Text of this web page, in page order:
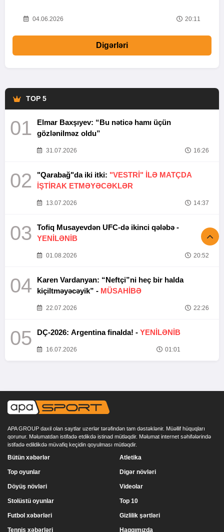
04.06.2026 20:11
Digərləri
TOP 5
01
Elmar Baxşıyev: “Bu nəticə hamı üçün
gözlənilməz oldu”
31.07.2026 16:26
02 "Qarabağ"da iki itki: "VESTRİ" İLƏ MATÇDA
İŞTİRAK ETMƏYƏCƏKLƏR
13.07.2026 14:37
03
Tofiq Musayevdən UFC-də ikinci qələbə -
YENİLƏNİB
01.08.2026 20:52
04
Karen Vardanyan: “Neftçi”ni heç bir halda
kiçiltməyəcəyik” - MÜSAHİBƏ
22.07.2026 22:26
05 DÇ-2026: Argentina finalda! - YENİLƏNİB
16.07.2026 01:01
APA GROUP daxil olan saytlar uzerlər tərəfindən tam dəstəklənir. Müəllif hüquqları
qorunur. Məlumatdan istifadə etdikdə istinad mütləqdir. Məlumat internet səhifələrində
istifadə edildikdə müvafiq keçidin qoyulması mütləqdir.
Bütün xəbərlər
Top oyunlar
Döyüş növləri
Stolüstü oyunlar
Atletika
Digər növləri
Videolar
Top 10
Futbol xəbərləri
Tennis xəbərləri
Gizlilik şərtləri
Haqqımızda